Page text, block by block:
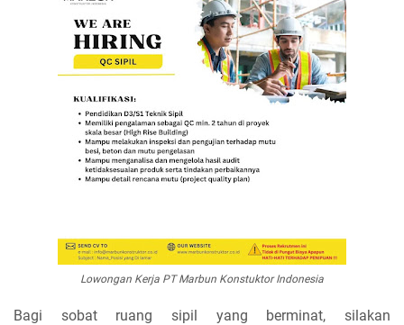
Lowongan Kerja PT Marbun Konstuktor Indonesia
Bagi sobat ruang sipil yang berminat, silakan